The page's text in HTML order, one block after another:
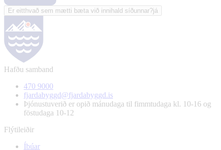
Er eitthvað sem mætti bæta við innihald síðunnar?já
Hafðu samband
470 9000
fjardabyggd@fjardabyggd.is
Þjónustuverið er opið mánudaga til fimmtudaga kl. 10-16 og
föstudaga 10-12
Flýtileiðir
Íbúar